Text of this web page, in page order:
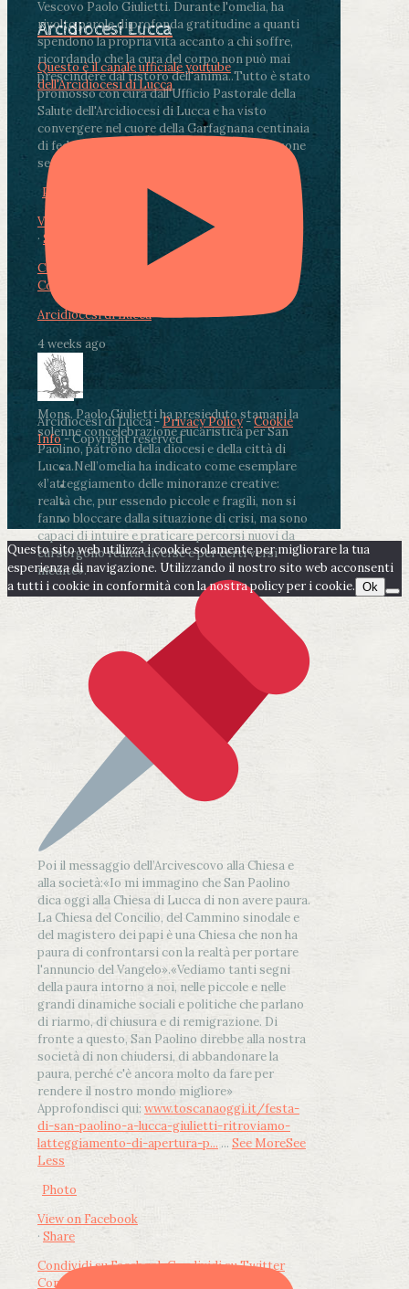
Vescovo Paolo Giulietti. Durante l'omelia, ha
rivolto parole di profonda gratitudine a quanti
spendono la propria vita accanto a chi soffre,
ricordando che la cura del corpo non può mai
prescindere dal ristoro dell'anima..Tutto è stato
promosso con cura dall'Ufficio Pastorale della
Salute dell'Arcidiocesi di Lucca e ha visto
convergere nel cuore della Garfagnana centinaia
di fedeli, operatori sanitari, volontari e persone
segnate dalla malattia.
Photo
View on Facebook
· Share
Condividi su Facebook
Condividi su LinkedIn
Arcidiocesi di Lucca
4 weeks ago
Mons. Paolo Giulietti ha presieduto stamani la
solenne concelebrazione eucaristica per San
Paolino, patrono della diocesi e della città di
Lucca.Nell’omelia ha indicato come esemplare
«l’atteggiamento delle minoranze creative:
realtà che, pur essendo piccole e fragili, non si
fanno bloccare dalla situazione di crisi, ma sono
capaci di intuire e praticare percorsi nuovi da
cui sorgono realtà diverse e per certi versi
inedite».
Poi il messaggio dell’Arcivescovo alla Chiesa e
alla società:«Io mi immagino che San Paolino
dica oggi alla Chiesa di Lucca di non avere paura.
La Chiesa del Concilio, del Cammino sinodale e
del magistero dei papi è una Chiesa che non ha
paura di confrontarsi con la realtà per portare
l'annuncio del Vangelo».«Vediamo tanti segni
della paura intorno a noi, nelle piccole e nelle
grandi dinamiche sociali e politiche che parlano
di riarmo, di chiusura e di remigrazione. Di
fronte a questo, San Paolino direbbe alla nostra
società di non chiudersi, di abbandonare la
paura, perché c'è ancora molto da fare per
rendere il nostro mondo migliore»
Approfondisci qui: www.toscanaoggi.it/festa-
di-san-paolino-a-lucca-giulietti-ritroviamo-
latteggiamento-di-apertura-p... ... See MoreSee
Less
Photo
View on Facebook
· Share
Condividi su FacebookCondividi su Twitter
Condividi su LinkedIn
Arcidiocesi Lucca
Questo è il canale ufficiale youtube
dell'Arcidiocesi di Lucca
Arcidiocesi di Lucca -Privacy Policy-Cookie
Info- Copyright reserved
Questo sito web utilizza i cookie solamente per migliorare la tua
esperienza di navigazione. Utilizzando il nostro sito web acconsenti
a tutti i cookie in conformità con la nostra policy per i cookie. Ok